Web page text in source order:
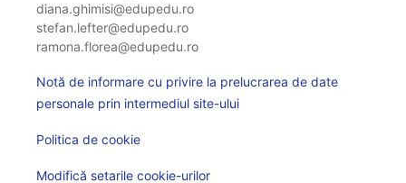
diana.ghimisi@edupedu.ro
stefan.lefter@edupedu.ro
ramona.florea@edupedu.ro
Notă de informare cu privire la prelucrarea de date
personale prin intermediul site-ului
Politica de cookie
Modifică setarile cookie-urilor